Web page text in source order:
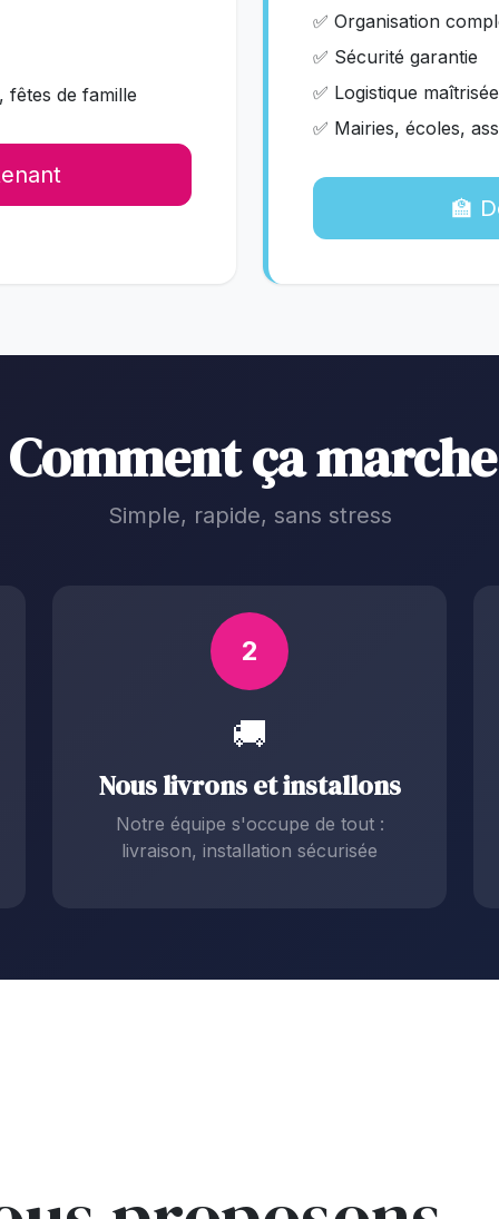
fêtes de famille
✅ Organisation
✅ Sécurité garantie
✅ Logistique maîtrisée
✅ Mairies, écoles,
🏫
Comment ça
Simple, rapide, sans stress
2
🚚
Nous livrons et installons
Notre équipe s'occupe de tout :
livraison, installation sécurisée